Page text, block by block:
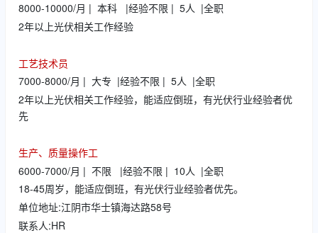
8000-10000/月 | 本科 |经验不限 | 5人 |全职
2年以上光伏相关工作经验
工艺技术员
7000-8000/月 | 大专 |经验不限 | 5人 |全职
2年以上光伏相关工作经验，能适应倒班，有光伏行业经验者优
先
生产、质量操作工
6000-7000/月 | 不限 |经验不限 | 10人 |全职
18-45周岁，能适应倒班，有光伏行业经验者优先。
单位地址:江阴市华士镇海达路58号
联系人:HR